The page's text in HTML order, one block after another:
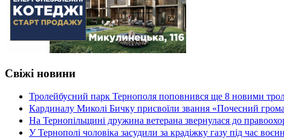
Свіжі новини
Тролейбусний парк Тернополя поповнився ще 8 новими
Кардиналу Миколі Бичку присвоїли звання «Почесний
На Тернопільщині дружина ветерана звернулася до
У Тернополі чоловіка засудили за крадіжку газу під час